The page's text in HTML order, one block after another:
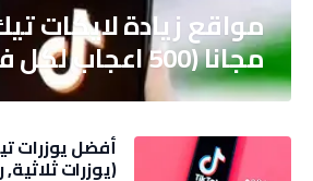
مواقع زيادة لايكات
مجانا (500 اعجاب لكل فيديو)
(يوزرات